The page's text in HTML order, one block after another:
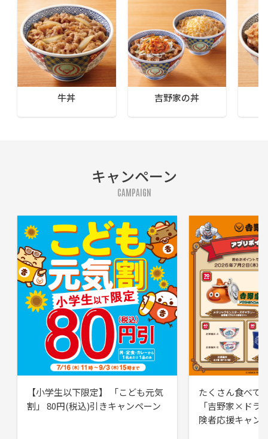
牛丼 吉野家の丼
キャンペーン
CAMPAIGN
【小学生以下限定】 「こども元気
割」 80円(税込)引きキャンペーン
たくさん食べて
「吉野家×ドラ
険者応援キャン